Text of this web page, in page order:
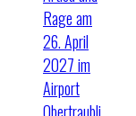
Rage am
26. April
2027 im
Airport
Obertraubli